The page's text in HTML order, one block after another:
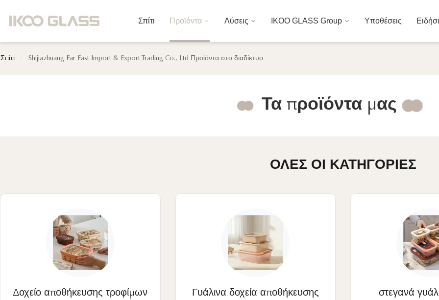
Σπίτι Προϊόντα Λύσεις IKOO GLASS Group Υποθέσεις
Σπίτι Shijiazhuang Far East Import & Export Trading Co., Ltd Προϊόντα στο διαδίκτυο
Τα προϊόντα μας
ΌΛΕΣ ΟΙ ΚΑΤΗΓΟΡΊΕΣ
Δοχείο αποθήκευσης τροφίμων
Γυάλινα δοχεία αποθήκευσης
στεγανά